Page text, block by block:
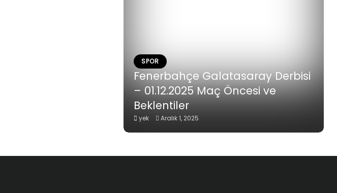
SPOR
Fenerbahçe Galatasaray Derbisi
– 01.12.2025 Maç Öncesi ve
Beklentiler
yek Aralık 1, 2025